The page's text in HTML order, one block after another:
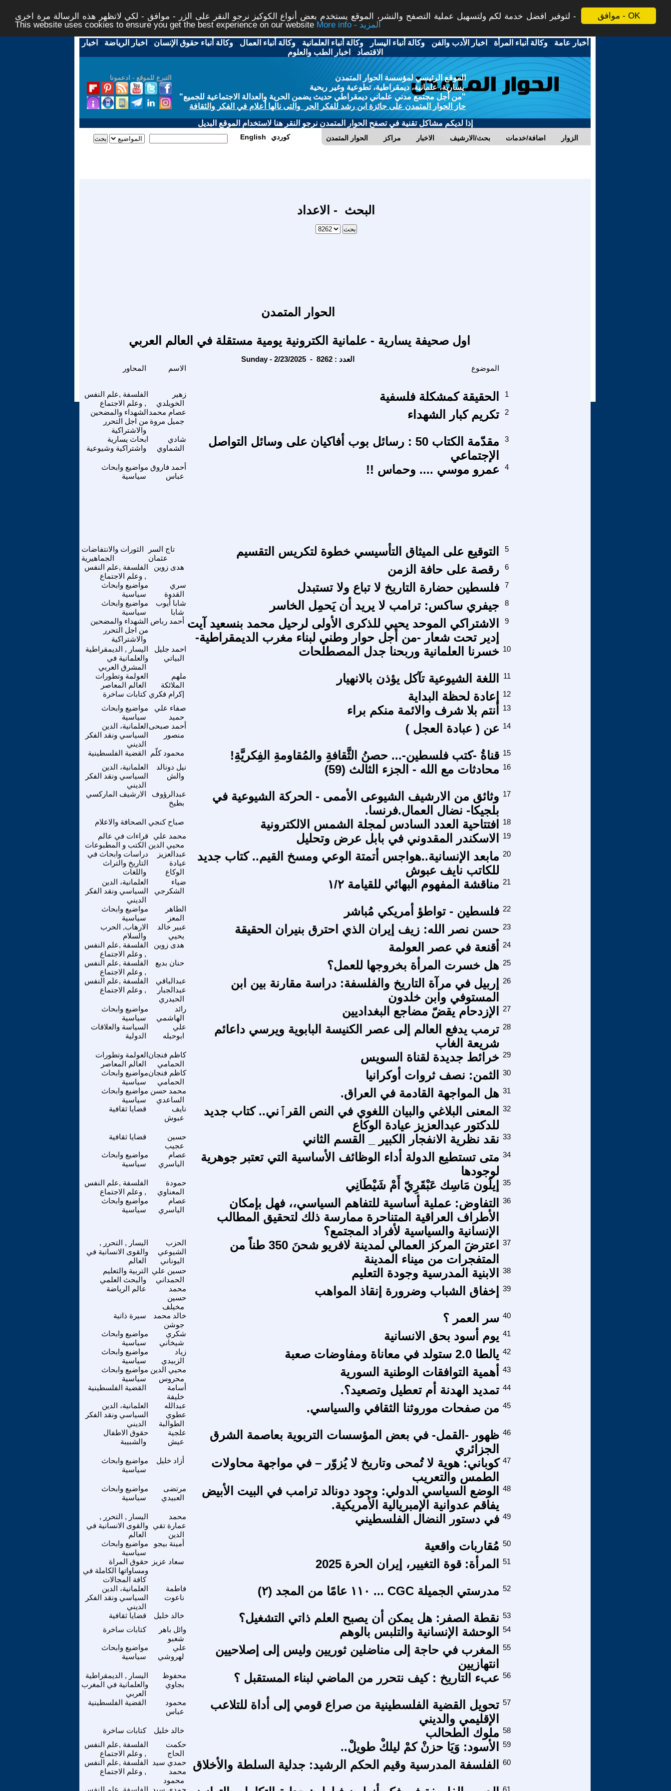
موافق - OK
لتوفير افضل خدمة لكم ولتسهيل عملية التصفح والنشر، الموقع يستخدم بعض أنواع الكوكيز نرجو النقر على الزر - موافق - لكي لاتظهر هذه الرسالة مرة اخرى -
This website uses cookies to ensure you get the best experience on our website
More info - المزيد
أخبار عامة -وكالة أنباء المرأة - اخبار الأدب والفن -وكالة أنباء اليسار -وكالة أنباء العلمانية -وكالة أنباء العمال -وكالة أنباء حقوق الإنسان - اخبار الرياضة - اخبار
الاقتصاد - اخبار الطب والعلوم
التبرع للموقع - ادعمونا
الموقع الرئيسي لمؤسسة الحوار المتمدن
يسارية، علمانية، ديمقراطية، تطوعية وغير ربحية
"من أجل مجتمع مدني علماني ديمقراطي حديث يضمن الحرية والعدالة الاجتماعية للجميع"
حاز الحوار المتمدن على جائزة ابن رشد للفكر الحر والتى نالها أعلام في الفكر والثقافة
إذا لديكم مشاكل تقنية في تصفح الحوار المتمدن نرجو النقر هنا لاستخدام الموقع البديل
الحوار المتمدن مراكز الاخبار بحث/الارشيف اضافة/خدمات الزوار English كوردي
البحث - الاعداد
الحوار المتمدن
اول صحيفة يسارية - علمانية الكترونية يومية مستقلة في العالم العربي
Sunday - 2/23/2025 - العدد : 8262
الاسم الموضوع
الفلسفة ,علم النفس
, وعلم الاجتماع
زهير
الخويلدي
الحقيقة كمشكلة فلسفية 1
الشهداء والمضحين
من اجل التحرر
والاشتراكية
عصام محمد
جميل مروة
تكريم كبار الشهداء 2
ابحاث يسارية
واشتراكية وشيوعية
شادي
الشماوي
مقدّمة الكتاب 50 : رسائل بوب أفاكيان على وسائل التواصل
الإجتماعي
3
مواضيع وابحاث
سياسية
أحمد فاروق
عباس
عمرو موسي .... وحماس !! 4
الثورات والانتفاضات
الجماهيرية
تاج السر
عثمان
التوقيع على الميثاق التأسيسي خطوة لتكريس التقسيم 5
الفلسفة ,علم النفس
, وعلم الاجتماع
هدى زوين رقصة على حافة الزمن 6
مواضيع وابحاث
سياسية
سري
القدوة
فلسطين حضارة التاريخ لا تباع ولا تستبدل 7
مواضيع وابحاث
سياسية
شابا أيوب
شابا
جيفري ساكس: ترامب لا يريد أن يَحمِل الخاسر 8
الشهداء والمضحين
من اجل التحرر
والاشتراكية
أحمد رباص الاشتراكي الموحد يحيي للذكرى الأولى لرحيل محمد بنسعيد آيت
إدير تحت شعار -من أجل حوار وطني لبناء مغرب الديمقراطية-
9
اليسار , الديمقراطية
والعلمانية في
المشرق العربي
احمد جليل
البياتي
خسرنا العلمانية وربحنا جدل المصطلحات 10
العولمة وتطورات
العالم المعاصر
ملهم
الملائكة
اللغة الشيوعية تآكل يؤذن بالانهيار 11
كتابات ساخرة إكرام فكري إعادة لحظة البداية
12
مواضيع وابحاث
سياسية
صفاء علي
حميد
أنتم بلا شرف والائمة منكم براء 13
العلمانية، الدين
السياسي ونقد الفكر
الديني
أحمد صبحى
منصور
عن ( عبادة العجل ) 14
القضية الفلسطينية محمود كلّم قناةُ -كتب فلسطين-... حصنُ الثَّقافةِ والمُقاومةِ الفِكريَّةِ! 15
العلمانية، الدين
السياسي ونقد الفكر
الديني
نيل دونالد
والش
محادثات مع الله - الجزء الثالث (59) 16
الارشيف الماركسي
عبدالرؤوف
بطيخ
وثائق من الارشيف الشيوعى الأممى - الحركة الشيوعية في
بلجيكا- نضال العمال.فرنسا.
17
الصحافة والاعلام صباح كنجي افتتاحية العدد السادس لمجلة الشمس الالكترونية
18
قراءات في عالم
الكتب و المطبوعات
محمد علي
محيي الدين
الاسكندر المقدوني في بابل عرض وتحليل 19
دراسات وابحاث في
التاريخ والتراث
واللغات
عبدالعزيز
عيادة
الوكاع
مابعد الإنسانية..هواجس أتمتة الوعي ومسخ القيم.. كتاب جديد
للكاتب نايف عبوش
20
العلمانية، الدين
السياسي ونقد الفكر
الديني
ضياء
الشكرجي
مناقشة المفهوم البهائي للقيامة ١/٢ 21
مواضيع وابحاث
سياسية
الطاهر
المعز
فلسطين - تواطؤ أمريكي مُباشر 22
الارهاب, الحرب
والسلام
عبير خالد
يحيي
حسن نصر الله: زيف إيران الذي احترق بنيران الحقيقة 23
الفلسفة ,علم النفس
, وعلم الاجتماع
هدى زوين أقنعة في عصر العولمة 24
الفلسفة ,علم النفس
, وعلم الاجتماع
حنان بديع هل خسرت المرأة بخروجها للعمل؟ 25
الفلسفة ,علم النفس
, وعلم الاجتماع
عبدالباقي
عبدالجبار
الحيدري
إربيل في مرآة التاريخ والفلسفة: دراسة مقارنة بين ابن
المستوفي وابن خلدون
26
مواضيع وابحاث
سياسية
رائد
الهاشمي
الإزدحام يقضّ مضاجع البغداديين 27
السياسة والعلاقات
الدولية
علي
ابوحبله
ترمب يدفع العالم إلى عصر الكنيسة البابوية ويرسي داعائم
شريعة الغاب
28
العولمة وتطورات
العالم المعاصر
كاظم فنجان
الحمامي
خرائط جديدة لقناة السويس 29
مواضيع وابحاث
سياسية
كاظم فنجان
الحمامي
الثمن: نصف ثروات أوكرانيا 30
مواضيع وابحاث
سياسية
محمد حسن
الساعدي
هل المواجهة القادمة في العراق. 31
قضايا ثقافية
نايف
عبوش
المعنى البلاغي والبيان اللغوي في النص القرٱني.. كتاب جديد
للدكتور عبدالعزيز عيادة الوكاع
32
قضايا ثقافية
حسين
عجيب
نقد نظرية الانفجار الكبير _ القسم الثاني 33
مواضيع وابحاث
سياسية
عصام
الياسري
متى تستطيع الدولة أداء الوظائف الأساسية التي تعتبر جوهرية
لوجودها
34
الفلسفة ,علم النفس
, وعلم الاجتماع
حمودة
المعناوي
إيلَون مَاسِك عَبْقَرِيّ أَمْ شَيْطَانِي 35
مواضيع وابحاث
سياسية
عصام
الياسري
التفاوض: عملية أساسية للتفاهم السياسي،، فهل بإمكان
الأطراف العراقية المتناحرة ممارسة ذلك لتحقيق المطالب
الإنسانية والسياسية لأفراد المجتمع؟
36
اليسار , التحرر ,
والقوى الانسانية في
العالم
الحزب
الشيوعي
اليوناني
اعترضَ المركز العمالي لمدينة لافريو شحنَ 350 طناً من
المتفجرات من ميناء المدينة
37
التربية والتعليم
والبحث العلمي
حسين علي
الحمداني
الابنية المدرسية وجودة التعليم 38
عالم الرياضة
محمد
حسين
مخيلف
إخفاق الشباب وضرورة إنقاذ المواهب 39
سيرة ذاتية
خالد محمد
جوشن
سر العمر ؟ 40
مواضيع وابحاث
سياسية
شكري
شيخاني
يوم أسود بحق الانسانية 41
مواضيع وابحاث
سياسية
زياد
الزبيدي
يالطا 2.0 ستولد في معاناة ومفاوضات صعبة 42
مواضيع وابحاث
سياسية
محيي الدين
محروس
أهمية التوافقات الوطنية السورية 43
القضية الفلسطينية
أسامة
خليفة
تمديد الهدنة أم تعطيل وتصعيد؟. 44
العلمانية، الدين
السياسي ونقد الفكر
الديني
عبدالله
عطوي
الطوالبة
من صفحات موروثنا الثقافي والسياسي. 45
حقوق الاطفال
والشبيبة
علجية
عيش
ظهور -القمل- في بعض المؤسسات التربوية بعاصمة الشرق
الجزائري
46
مواضيع وابحاث
سياسية
أزاد خليل
كوباني: هوية لا تُمحى وتاريخ لا يُزوّر – في مواجهة محاولات
الطمس والتعريب
47
مواضيع وابحاث
سياسية
مرتضى
العبيدي
الوضع السياسي الدولي: وجود دونالد ترامب في البيت الأبيض
يفاقم عدوانية الإمبريالية الأمريكية.
48
اليسار , التحرر ,
والقوى الانسانية في
العالم
محمد
عمارة تقي
الدين
في دستور النضال الفلسطيني 49
مواضيع وابحاث
سياسية
أمينة بيجو مُقاربات واقعية 50
حقوق المراة
ومساواتها الكاملة في
كافة المجالات
سعاد عزيز المرأة: قوة التغيير، إيران الحرة 2025 51
العلمانية، الدين
السياسي ونقد الفكر
الديني
فاطمة
ناعوت
مدرستي الجميلة CGC ... ١١٠ عامًا من المجد (٢) 52
قضايا ثقافية خالد خليل نقطة الصفر: هل يمكن أن يصبح العلم ذاتي التشغيل؟ 53
كتابات ساخرة
وائل باهر
شعبو
الوحشة الإنسانية والتلبس بالوهم 54
مواضيع وابحاث
سياسية
علي
لهروشي
المغرب في حاجة إلى مناضلين ثوريين وليس إلى إصلاحيين
انتهازيين
55
اليسار , الديمقراطية
والعلمانية في المغرب
العربي
محفوظ
بجاوي
عبء التاريخ : كيف نتحرر من الماضي لبناء المستقبل ؟ 56
القضية الفلسطينية
محمود
عباس
تحويل القضية الفلسطينية من صراع قومي إلى أداة للتلاعب
الإقليمي والديني
57
كتابات ساخرة خالد خليل ملوك الطحالب 58
الفلسفة ,علم النفس
, وعلم الاجتماع
حكمت
الحاج
الأسود: وَيَا حزنْ كمْ ليلكْ طويلْ.. 59
الفلسفة ,علم النفس
, وعلم الاجتماع
حمدي سيد
محمد
محمود
الفلسفة المدرسية وقيم الحكم الرشيد: جدلية السلطة والأخلاق 60
الفلسفة ,علم النفس حمدي سيد 61